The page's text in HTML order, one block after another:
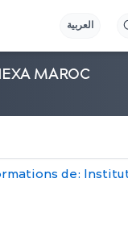
العربية
MAROC
s de: